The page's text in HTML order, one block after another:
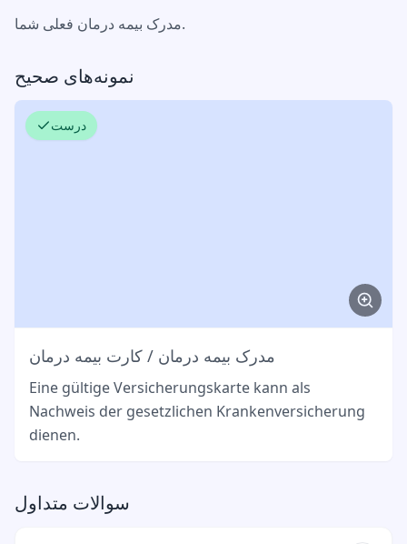
مدرک بیمه درمان فعلی شما.
نمونه‌های صحیح
درست
مدرک بیمه درمان / کارت بیمه درمان
Eine gültige Versicherungskarte kann als
Nachweis der gesetzlichen Krankenversicherung
dienen.
سوالات متداول